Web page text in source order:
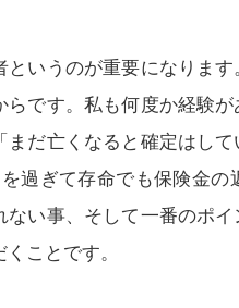
というのが重要になりま
らです。私も何度か経験
まだ亡くなると確定はし
過ぎて存命でも保険金
ない事、そして一番のポ
ことです。